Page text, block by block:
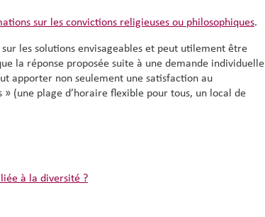
sur les convictions religieuses ou philosophiques.
les solutions envisageables et peut utilement être
la réponse proposée suite à une demande individuelle
apporter non seulement une satisfaction au
(une plage d’horaire flexible pour tous, un local de
à la diversité ?